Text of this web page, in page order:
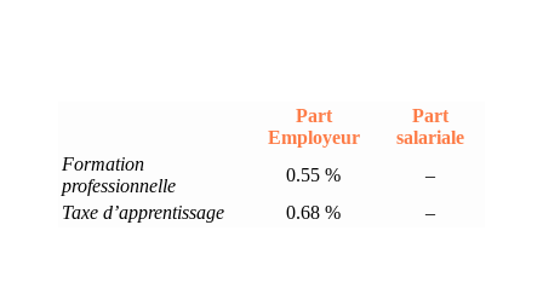
Part
Employeur
Part
salariale
Formation
professionnelle
0.55 %
–
Taxe d’apprentissage
0.68 % –